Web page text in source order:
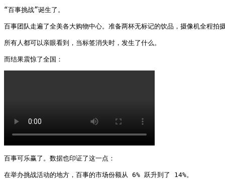
“百事挑战”诞生了。
百事团队走遍了全美各大购物中心。准备两杯无标记的饮品，摄像机全程拍
所有人都可以亲眼看到，当标签消失时，发生了什么。
而结果震惊了全国：
百事可乐赢了。数据也印证了这一点：
在举办挑战活动的地方，百事的市场份额从 6% 跃升到了 14%。